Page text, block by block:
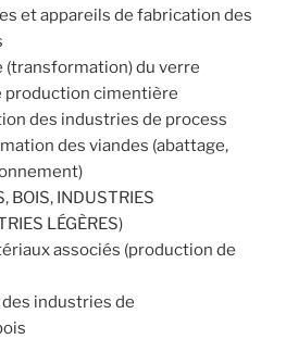
et appareils de fabrication des
(transformation) du verre
production cimentière
des industries de process
des viandes (abattage,
BOIS, INDUSTRIES
LÉGÈRES)
associés (production de
industries de